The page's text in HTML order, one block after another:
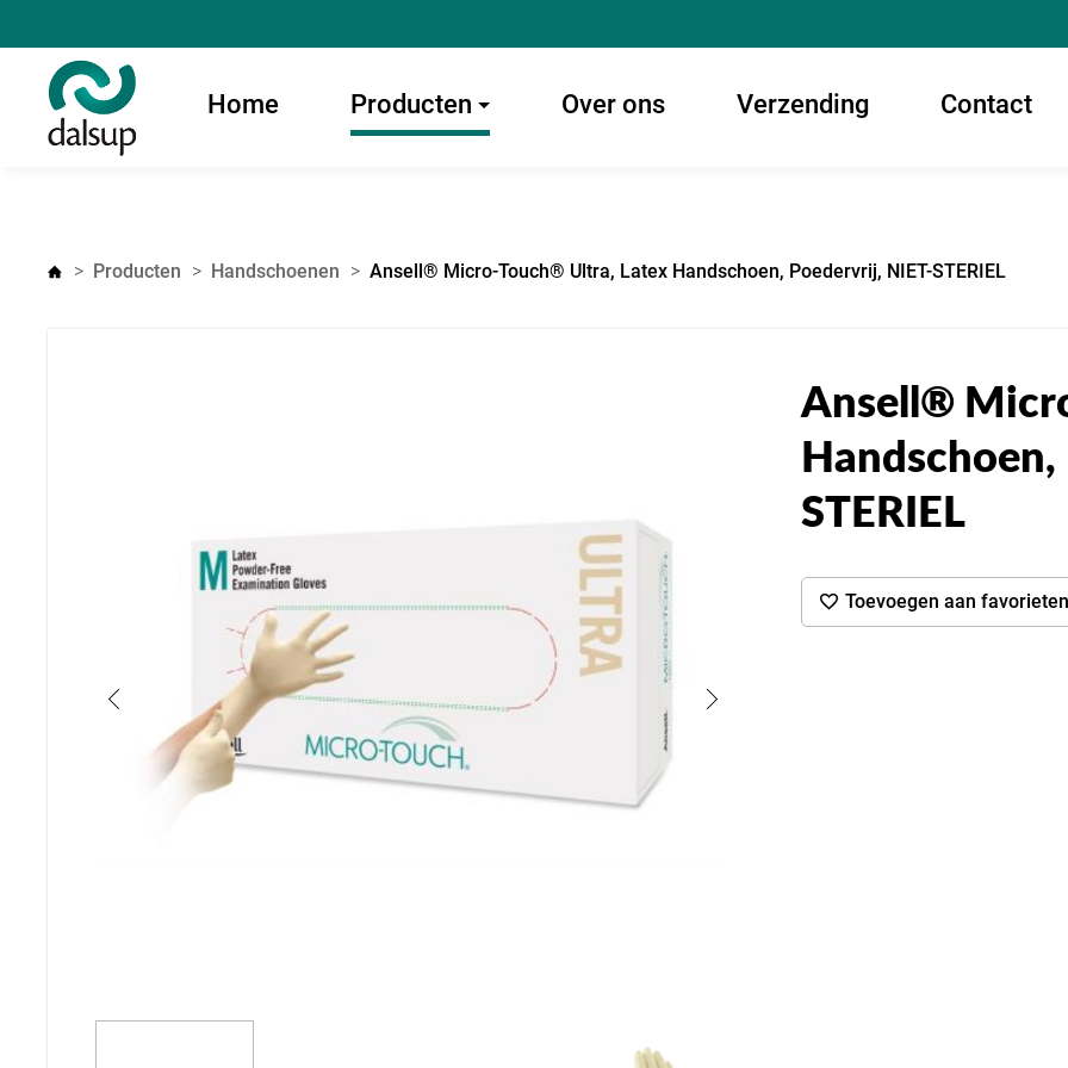
Home Producten Over ons Verzending Contact
Producten Handschoenen Ansell® Micro-Touch® Ultra, Latex Handschoen, Poedervrij, NIET-STERIEL
Ansell®
STERIEL
Toevoegen aan favorieten